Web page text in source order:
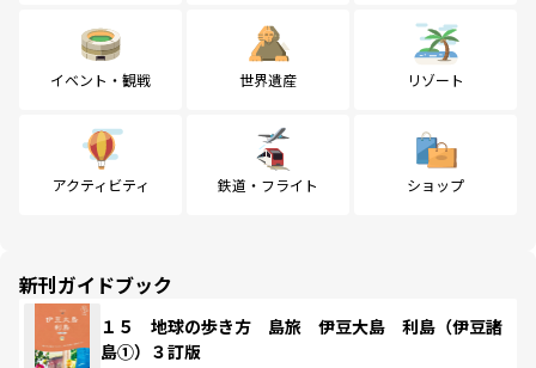
イベント・観戦 世界遺産 リゾート
アクティビティ 鉄道・フライト ショップ
新刊ガイドブック
１５ 地球の歩き方 島旅 伊豆大島 利島（伊豆諸
島①）３訂版